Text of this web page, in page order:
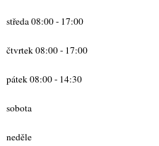
středa 08:00 - 17:00
čtvrtek 08:00 - 17:00
pátek 08:00 - 14:30
sobota
neděle